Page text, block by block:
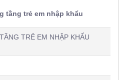
tầng trẻ em nhập khẩu
TRẺ EM NHẬP KHẨU